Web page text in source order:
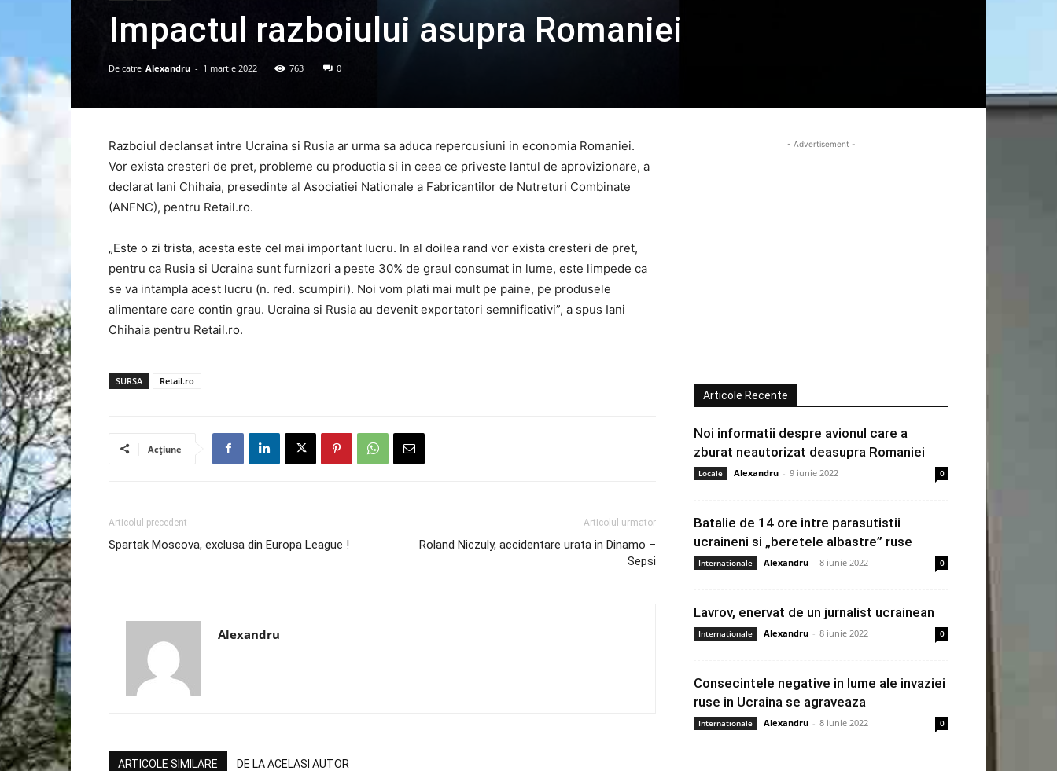
Impactul razboiului asupra Romaniei
De catre Alexandru - 1 martie 2022 763 0
Razboiul declansat intre Ucraina si Rusia ar urma sa aduca repercusiuni in economia Romaniei.
Vor exista cresteri de pret, probleme cu productia si in ceea ce priveste lantul de aprovizionare, a
declarat Iani Chihaia, presedinte al Asociatiei Nationale a Fabricantilor de Nutreturi Combinate
(ANFNC), pentru Retail.ro.
„Este o zi trista, acesta este cel mai important lucru. In al doilea rand vor exista cresteri de pret,
pentru ca Rusia si Ucraina sunt furnizori a peste 30% de graul consumat in lume, este limpede ca
se va intampla acest lucru (n. red. scumpiri). Noi vom plati mai mult pe paine, pe produsele
alimentare care contin grau. Ucraina si Rusia au devenit exportatori semnificativi”, a spus Iani
Chihaia pentru Retail.ro.
SURSA Retail.ro
Acțiune
Articolul precedent
Spartak Moscova, exclusa din Europa League !
Articolul urmator
Roland Niczuly, accidentare urata in Dinamo –
Sepsi
Alexandru
ARTICOLE SIMILARE DE LA ACELASI AUTOR
- Advertisement -
Articole Recente
Noi informatii despre avionul care a
zburat neautorizat deasupra Romaniei
Locale Alexandru - 9 iunie 2022 0
Batalie de 14 ore intre parasutistii
ucraineni si „beretele albastre” ruse
Internationale Alexandru - 8 iunie 2022 0
Lavrov, enervat de un jurnalist ucrainean
Internationale Alexandru - 8 iunie 2022 0
Consecintele negative in lume ale invaziei
ruse in Ucraina se agraveaza
Internationale Alexandru - 8 iunie 2022 0